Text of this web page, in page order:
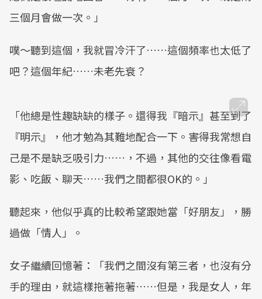
三個月會做一次。」
噗～聽到這個，我就冒冷汗了……這個頻率也太低了
吧？這個年紀……未老先衰？
「他總是性趣缺缺的樣子。還得我『暗示』甚至到了
『明示』，他才勉為其難地配合一下。害得我常想自
己是不是缺乏吸引力……，不過，其他的交往像看電
影、吃飯、聊天……我們之間都很OK的。」
聽起來，他似乎真的比較希望跟她當「好朋友」，勝
過做「情人」。
女子繼續回憶著：「我們之間沒有第三者，也沒有分
手的理由，就這樣拖著拖著……但是，我是女人，年